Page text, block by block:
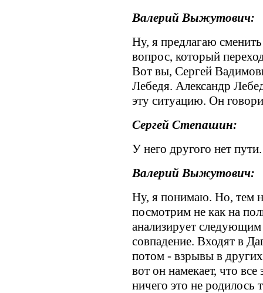
Валерий Выжутович:
Ну, я предлагаю
вопрос, который
Вот вы, Сергей
Лебедя. Александр
эту ситуацию. Он
Сергей Степашин:
У него другого нет пути.
Валерий Выжутович:
Ну, я понимаю. Но, тем
посмотрим не как на
анализирует следующим
совпадение. Входят в
потом - взрывы в
вот он намекает, что
ничего это не родилось